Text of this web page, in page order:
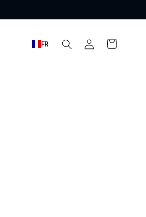
FR
connecter
Panier
d'achat